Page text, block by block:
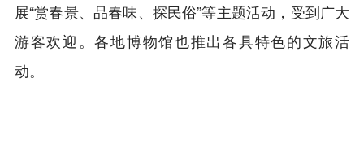
展“赏春景、品春味、探民俗”等主题活动，受到广大
游客欢迎。各地博物馆也推出各具特色的文旅活
动。